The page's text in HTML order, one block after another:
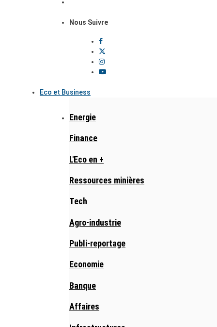
Nous Suivre
Eco et Business
Energie
Finance
L'Eco en +
Ressources minières
Tech
Agro-industrie
Publi-reportage
Economie
Banque
Affaires